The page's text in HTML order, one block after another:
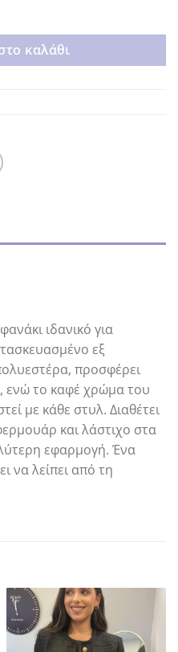
καλάθι
ιδανικό για
εξ
προσφέρει
ενώ το καφέ χρώμα του
με κάθε στυλ. Διαθέτει
και λάστιχο στα
εφαρμογή. Ένα
να λείπει από τη